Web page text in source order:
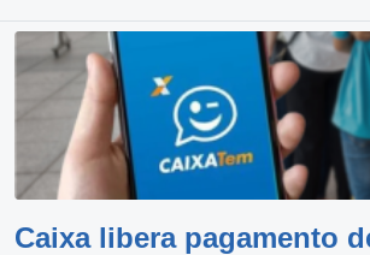
Caixa libera pagamento